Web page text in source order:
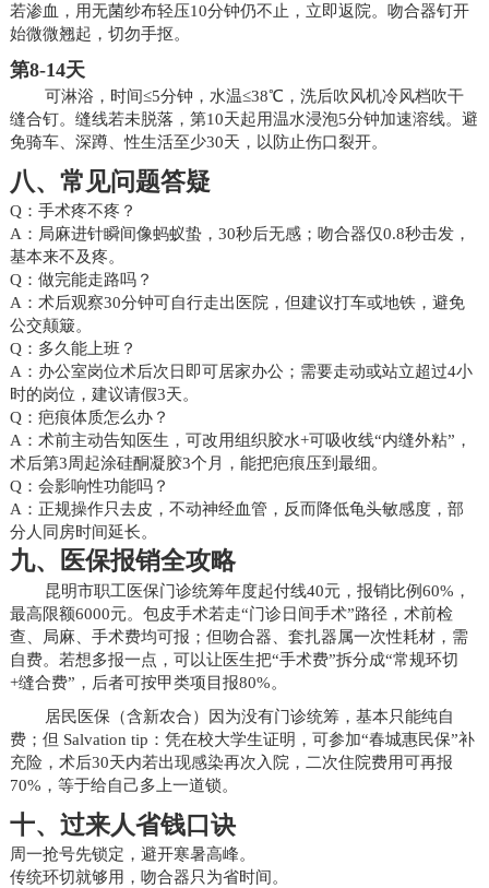
若渗血，用无菌纱布轻压10分钟仍不止，立即返院。吻合器钉开
始微微翘起，切勿手抠。
第8-14天
可淋浴，时间≤5分钟，水温≤38℃，洗后吹风机冷风档吹干
缝合钉。缝线若未脱落，第10天起用温水浸泡5分钟加速溶线。避
免骑车、深蹲、性生活至少30天，以防止伤口裂开。
八、常见问题答疑
Q：手术疼不疼？
A：局麻进针瞬间像蚂蚁蛰，30秒后无感；吻合器仅0.8秒击发，
基本来不及疼。
Q：做完能走路吗？
A：术后观察30分钟可自行走出医院，但建议打车或地铁，避免
公交颠簸。
Q：多久能上班？
A：办公室岗位术后次日即可居家办公；需要走动或站立超过4小
时的岗位，建议请假3天。
Q：疤痕体质怎么办？
A：术前主动告知医生，可改用组织胶水+可吸收线“内缝外粘”，
术后第3周起涂硅酮凝胶3个月，能把疤痕压到最细。
Q：会影响性功能吗？
A：正规操作只去皮，不动神经血管，反而降低龟头敏感度，部
分人同房时间延长。
九、医保报销全攻略
昆明市职工医保门诊统筹年度起付线40元，报销比例60%，
最高限额6000元。包皮手术若走“门诊日间手术”路径，术前检
查、局麻、手术费均可报；但吻合器、套扎器属一次性耗材，需
自费。若想多报一点，可以让医生把“手术费”拆分成“常规环切
+缝合费”，后者可按甲类项目报80%。
居民医保（含新农合）因为没有门诊统筹，基本只能纯自
费；但 Salvation tip：凭在校大学生证明，可参加“春城惠民保”补
充险，术后30天内若出现感染再次入院，二次住院费用可再报
70%，等于给自己多上一道锁。
十、过来人省钱口诀
周一抢号先锁定，避开寒暑高峰。
传统环切就够用，吻合器只为省时间。